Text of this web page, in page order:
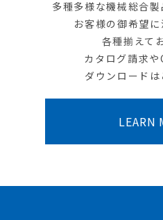
多種多様な機械総合製
お客様の御希望
各種揃えて
カタログ請求や
ダウンロードは
LEARN